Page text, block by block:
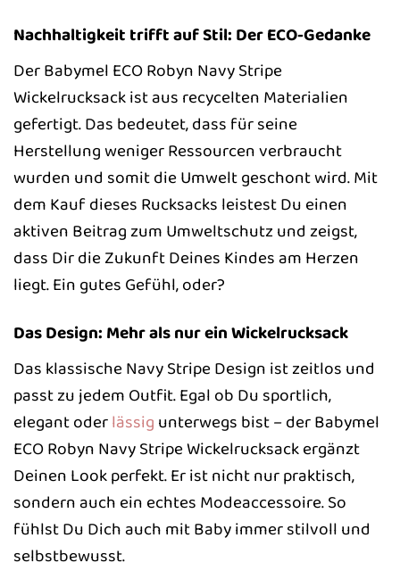
Nachhaltigkeit trifft auf Stil: Der ECO-Gedanke
Der Babymel ECO Robyn Navy Stripe
Wickelrucksack ist aus recycelten Materialien
gefertigt. Das bedeutet, dass für seine
Herstellung weniger Ressourcen verbraucht
wurden und somit die Umwelt geschont wird. Mit
dem Kauf dieses Rucksacks leistest Du einen
aktiven Beitrag zum Umweltschutz und zeigst,
dass Dir die Zukunft Deines Kindes am Herzen
liegt. Ein gutes Gefühl, oder?
Das Design: Mehr als nur ein Wickelrucksack
Das klassische Navy Stripe Design ist zeitlos und
passt zu jedem Outfit. Egal ob Du sportlich,
elegant oderlässig unterwegs bist – der Babymel
ECO Robyn Navy Stripe Wickelrucksack ergänzt
Deinen Look perfekt. Er ist nicht nur praktisch,
sondern auch ein echtes Modeaccessoire. So
fühlst Du Dich auch mit Baby immer stilvoll und
selbstbewusst.